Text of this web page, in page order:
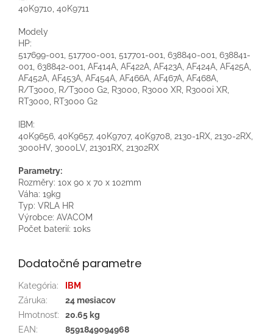
40K9710, 40K9711
Modely
HP:
517699-001, 517700-001, 517701-001, 638840-001, 638841-
001, 638842-001, AF414A, AF422A, AF423A, AF424A, AF425A,
AF452A, AF453A, AF454A, AF466A, AF467A, AF468A,
R/T3000, R/T3000 G2, R3000, R3000 XR, R3000i XR,
RT3000, RT3000 G2
IBM:
40K9656, 40K9657, 40K9707, 40K9708, 2130-1RX, 2130-2RX,
3000HV, 3000LV, 21301RX, 21302RX
Parametry:
Rozměry: 10x 90 x 70 x 102mm
Váha: 19kg
Typ: VRLA HR
Výrobce: AVACOM
Počet baterií: 10ks
Dodatočné parametre
Kategória:
IBM
Záruka:
24 mesiacov
Hmotnosť:
20.65 kg
EAN:
8591849094968